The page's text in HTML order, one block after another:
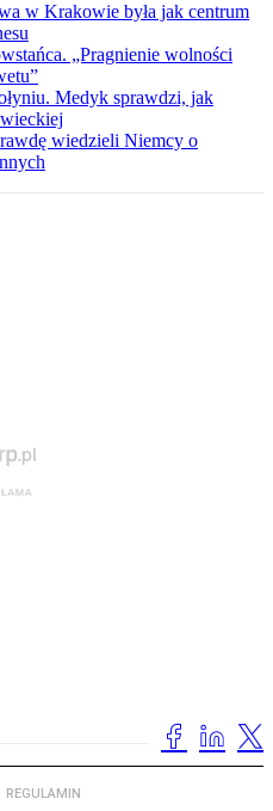
w Krakowie była jak centrum
„Pragnienie wolności
Medyk sprawdzi, jak
wiedzieli Niemcy o
REGULAMIN